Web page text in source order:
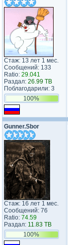
Стаж: 13 лет 1 мес.
Сообщений: 133
Ratio: 29.041
Раздал: 26.99 TB
Поблагодарили: 3
100%
Gunner.Sbor
Стаж: 16 лет 1 мес.
Сообщений: 76
Ratio: 74.59
Раздал: 11.83 TB
100%